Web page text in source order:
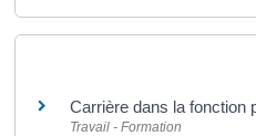
Carrière dans la fonction
Travail - Formation